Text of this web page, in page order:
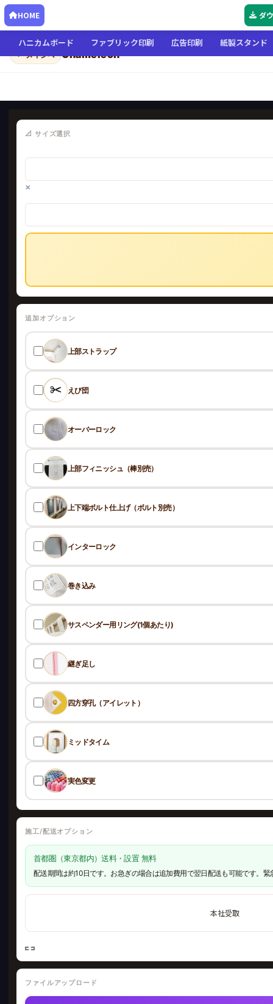
HOME ダ
ハニカムボード ファブリック印刷 広告印刷 紙製スタンド
← メインへ Chameleon
📐 サイズ選択
×
追加オプション
上部ストラップ
えび団
オーバーロック
上部フィニッシュ（棒別売）
上下端ボルト仕上げ（ボルト別売）
インターロック
巻き込み
サスペンダー用リング(1個あたり)
継ぎ足し
四方穿孔（アイレット）
ミッドタイム
実色変更
施工/配送オプション
首都圏（東京都内）送料・設置 無料
配送期間は約10日です。お急ぎの場合は追加費用で翌日配送も可能です。
本社受取
ファイルアップロード